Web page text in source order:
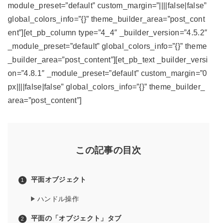
module_preset=”default” custom_margin=”||||false|false”
global_colors_info=”{}” theme_builder_area=”post_cont
ent”][et_pb_column type=”4_4″ _builder_version=”4.5.2″
_module_preset=”default” global_colors_info=”{}” theme
_builder_area=”post_content”][et_pb_text _builder_versi
on=”4.8.1″ _module_preset=”default” custom_margin=”0
px||||false|false” global_colors_info=”{}” theme_builder_
area=”post_content”]
この記事の目次
平面オブジェクト
ハンドル操作
平面の「オブジェクト」タブ